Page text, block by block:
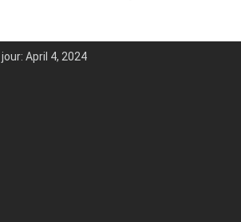
April 4, 2024